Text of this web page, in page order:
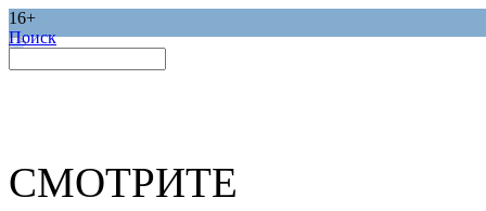
16+
Поиск
СМОТРИТЕ